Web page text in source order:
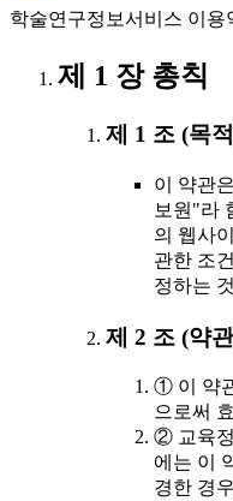
학술연구정보서비스 이용
제 1 장 총칙
제 1 조 (목
이 약관
보원"라
의 웹사
관한 조
정하는
제 2 조 (약
① 이 약
으로써
② 교육
에는 이
경한 경